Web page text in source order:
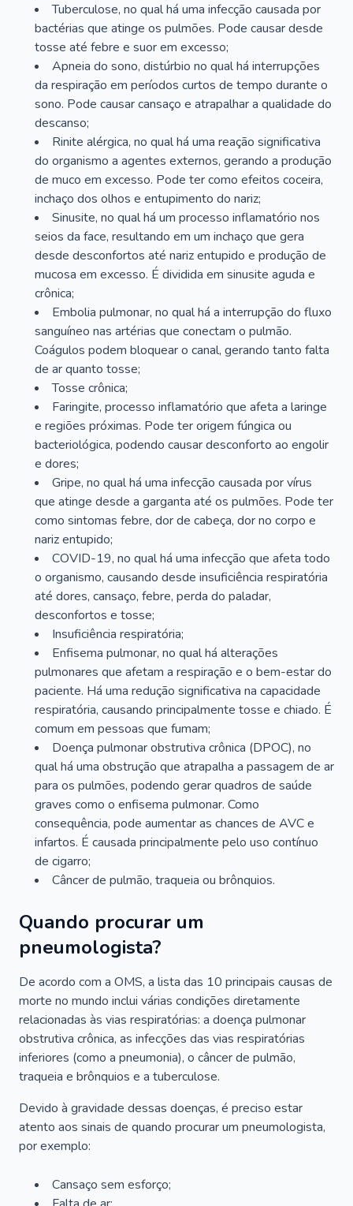
Tuberculose, no qual há uma infecção causada por
bactérias que atinge os pulmões. Pode causar desde
tosse até febre e suor em excesso;
Apneia do sono, distúrbio no qual há interrupções
da respiração em períodos curtos de tempo durante o
sono. Pode causar cansaço e atrapalhar a qualidade do
descanso;
Rinite alérgica, no qual há uma reação significativa
do organismo a agentes externos, gerando a produção
de muco em excesso. Pode ter como efeitos coceira,
inchaço dos olhos e entupimento do nariz;
Sinusite, no qual há um processo inflamatório nos
seios da face, resultando em um inchaço que gera
desde desconfortos até nariz entupido e produção de
mucosa em excesso. É dividida em sinusite aguda e
crônica;
Embolia pulmonar, no qual há a interrupção do fluxo
sanguíneo nas artérias que conectam o pulmão.
Coágulos podem bloquear o canal, gerando tanto falta
de ar quanto tosse;
Tosse crônica;
Faringite, processo inflamatório que afeta a laringe
e regiões próximas. Pode ter origem fúngica ou
bacteriológica, podendo causar desconforto ao engolir
e dores;
Gripe, no qual há uma infecção causada por vírus
que atinge desde a garganta até os pulmões. Pode ter
como sintomas febre, dor de cabeça, dor no corpo e
nariz entupido;
COVID-19, no qual há uma infecção que afeta todo
o organismo, causando desde insuficiência respiratória
até dores, cansaço, febre, perda do paladar,
desconfortos e tosse;
Insuficiência respiratória;
Enfisema pulmonar, no qual há alterações
pulmonares que afetam a respiração e o bem-estar do
paciente. Há uma redução significativa na capacidade
respiratória, causando principalmente tosse e chiado. É
comum em pessoas que fumam;
Doença pulmonar obstrutiva crônica (DPOC), no
qual há uma obstrução que atrapalha a passagem de ar
para os pulmões, podendo gerar quadros de saúde
graves como o enfisema pulmonar. Como
consequência, pode aumentar as chances de AVC e
infartos. É causada principalmente pelo uso contínuo
de cigarro;
Câncer de pulmão, traqueia ou brônquios.
Quando procurar um
pneumologista?
De acordo com a OMS, a lista das 10 principais causas de
morte no mundo inclui várias condições diretamente
relacionadas às vias respiratórias: a doença pulmonar
obstrutiva crônica, as infecções das vias respiratórias
inferiores (como a pneumonia), o câncer de pulmão,
traqueia e brônquios e a tuberculose.
Devido à gravidade dessas doenças, é preciso estar
atento aos sinais de quando procurar um pneumologista,
por exemplo:
Cansaço sem esforço;